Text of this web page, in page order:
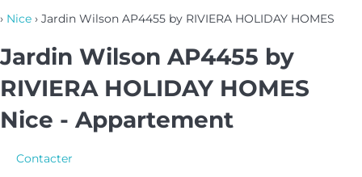
› Nice › Jardin Wilson AP4455 by RIVIERA HOLIDAY HOMES
Jardin Wilson AP4455 by
RIVIERA HOLIDAY HOMES
Nice - Appartement
Contacter